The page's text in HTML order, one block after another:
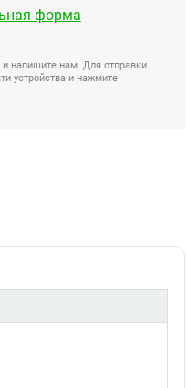
форма
и напишите нам. Для отправки
устройства и нажмите